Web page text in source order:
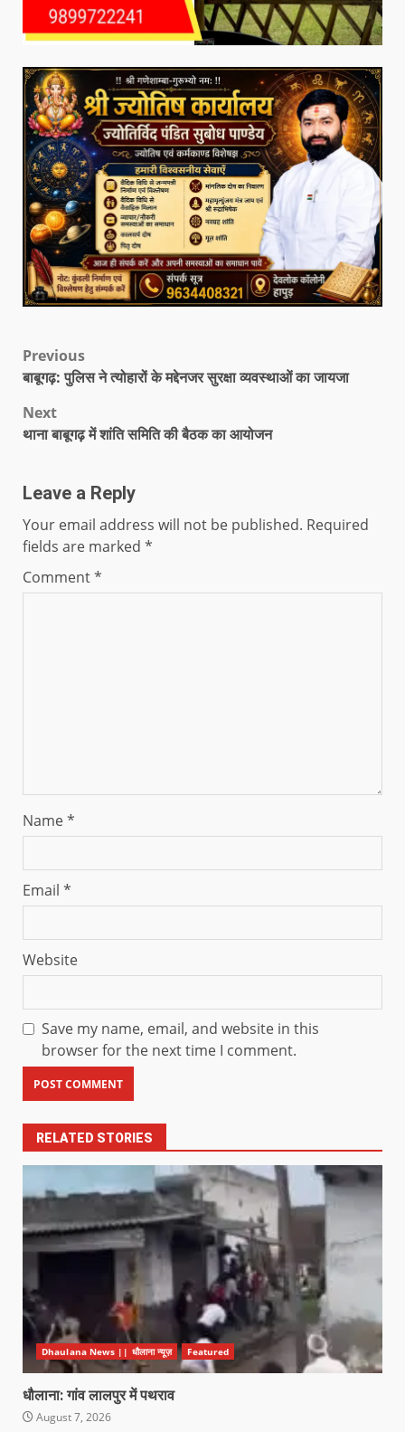
Previous
बाबूगढ़: पुलिस ने त्योहारों के मद्देनजर सुरक्षा व्यवस्थाओं का जायजा
Next
थाना बाबूगढ़ में शांति समिति की बैठक का आयोजन
Leave a Reply
Your email address will not be published. Required
fields are marked *
Comment*
Name*
Email *
Website
Save my name, email, and website in this
browser for the next time I comment.
RELATED STORIES
Dhaulana News || धौलाना न्यूज़ Featured
धौलाना: गांव लालपुर में पथराव
August 7, 2026